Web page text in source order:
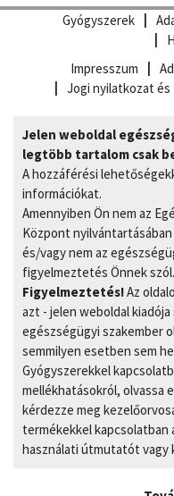
Gyógyszerek
Impresszum
Jogi nyilatkozat
Jelen weboldal
legtöbb tartalom csak
A hozzáférési
információkat.
Amennyiben Ön nem az
Központ
és/vagy nem az
figyelmeztetés Önnek szól.
Figyelmeztetés!Az
azt - jelen weboldal
egészségügyi szakember
semmilyen esetben sem
Gyógyszerekkel
mellékhatásokról, olvassa
kérdezze meg
termékekkel kapcsolatban
használati útmutatót vagy